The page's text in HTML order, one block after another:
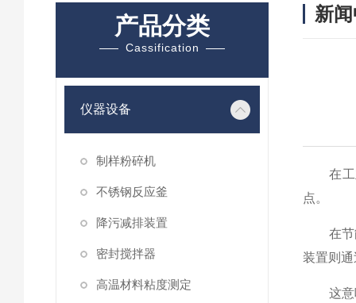
产品分类
Cassification
仪器设备
制样粉碎机
不锈钢反应釜
降污减排装置
密封搅拌器
高温材料粘度测定
新
在工业
点。
在节能
装置则
这意味